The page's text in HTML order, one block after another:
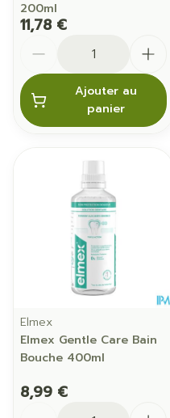
200ml
11,78 €
Ajouter au
panier
Elmex
Elmex Gentle Care Bain
Bouche 400ml
8,99 €